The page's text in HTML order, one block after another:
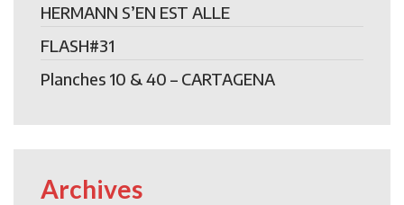
HERMANN S’EN EST ALLE
FLASH#31
Planches 10 & 40 – CARTAGENA
Archives